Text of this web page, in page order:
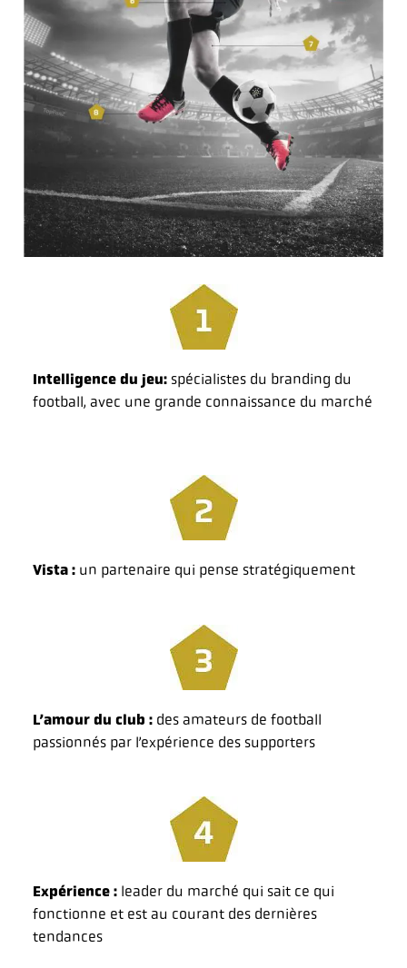
Intelligence du jeu: spécialistes du branding du
football, avec une grande connaissance du marché
Vista : un partenaire qui pense stratégiquement
L’amour du club : des amateurs de football
passionnés par l’expérience des supporters
Expérience : leader du marché qui sait ce qui
fonctionne et est au courant des dernières
tendances